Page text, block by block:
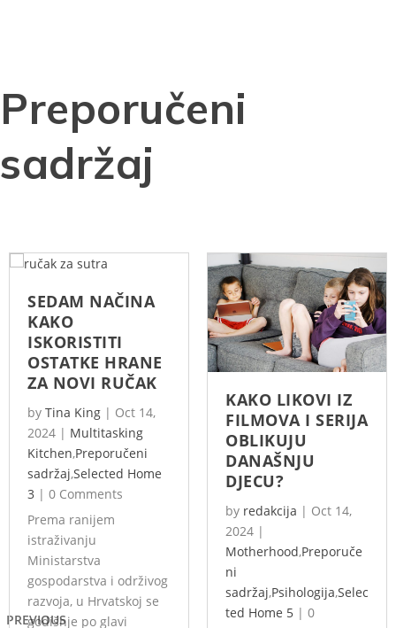
Preporučeni
sadržaj
PREVIOUS
SEDAM NAČINA
KAKO
ISKORISTITI
OSTATKE HRANE
ZA NOVI RUČAK
by Tina King | Oct 14,
2024 | Multitasking
Kitchen,Preporučeni
sadržaj,Selected Home
3 | 0 Comments
Prema ranijem
istraživanju
Ministarstva
gospodarstva i održivog
razvoja, u Hrvatskoj se
godišnje po glavi
KAKO LIKOVI IZ
FILMOVA I SERIJA
OBLIKUJU
DANAŠNJU
DJECU?
by redakcija | Oct 14,
2024 |
Motherhood,Preporuče
ni
sadržaj,Psihologija,Selec
ted Home 5 | 0